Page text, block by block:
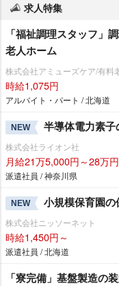
求人特集
「福祉調理スタッフ」
老人ホーム
株式会社アミューズケア/有料
時給1,075円
アルバイト・パート / 北海道
NEW 半導体電力素
株式会社ライオン社
月給21万5,000円～28万円
派遣社員 / 神奈川県
NEW 小規模保育園
株式会社ニッソーネット
時給1,450円～
派遣社員 / 北海道
「寮完備」基盤製造の